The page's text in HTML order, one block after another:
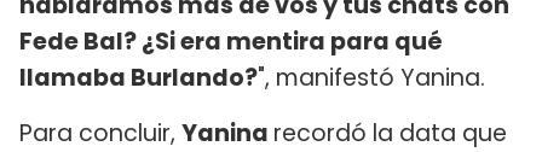
Fede Bal? ¿Si era mentira para qué
llamaba Burlando?", manifestó Yanina.
Para concluir, Yanina recordó la data que